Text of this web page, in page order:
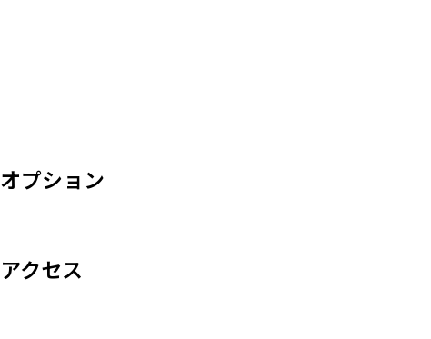
オプション
アクセス